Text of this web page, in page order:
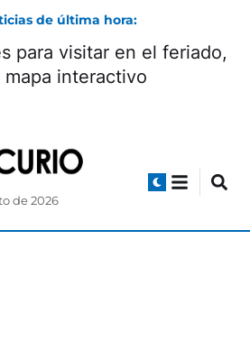
de última hora:
para visitar en el feriado,
mapa interactivo
de 2026